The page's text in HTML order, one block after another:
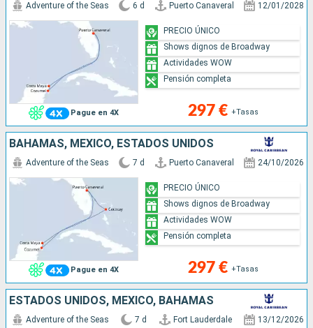
Pague en 4X
Adventure of the Seas 6 d Puerto Canaveral 12/01/2028
297 € +Tasas
PRECIO ÚNICO
Shows dignos de Broadway
Actividades WOW
Pensión completa
BAHAMAS, MÉXICO, ESTADOS UNIDOS
Pague en 4X
Adventure of the Seas 7 d Puerto Canaveral 24/10/2026
297 € +Tasas
PRECIO ÚNICO
Shows dignos de Broadway
Actividades WOW
Pensión completa
ESTADOS UNIDOS, MÉXICO, BAHAMAS
Adventure of the Seas 7 d Fort Lauderdale 13/12/2026